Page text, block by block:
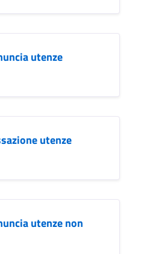
utenze
utenze
utenze non